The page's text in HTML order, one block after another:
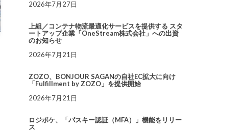
2026年7月27日
上組／コンテナ物流最適化サービスを提供する スタ
ートアップ企業「OneStream株式会社」への出資
のお知らせ
2026年7月21日
ZOZO、BONJOUR SAGANの自社EC拡大に向け
「Fulfillment by ZOZO」を提供開始
2026年7月21日
ロジポケ、「パスキー認証（MFA）」機能をリリー
ス